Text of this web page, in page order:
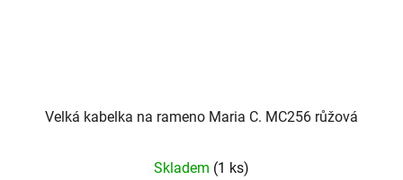
Velká kabelka na rameno Maria C. MC256 růžová
Skladem (1 ks)